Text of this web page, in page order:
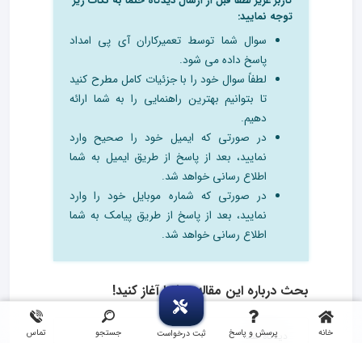
خانه پرسش و پاسخ ثبت درخواست جستجو تماس
توجه نمایید:
سوال شما توسط تعمیرکاران آی پی امداد
پاسخ داده می شود.
لطفاً سوال خود را با جزئیات کامل مطرح کنید
تا بتوانیم بهترین راهنمایی را به شما ارائه
دهیم.
در صورتی که ایمیل خود را صحیح وارد
نمایید، بعد از پاسخ از طریق ایمیل به شما
اطلاع رسانی خواهد شد.
در صورتی که شماره موبایل خود را وارد
نمایید، بعد از پاسخ از طریق پیامک به شما
اطلاع رسانی خواهد شد.
بحث درباره این مقاله را شما آغاز کنید!